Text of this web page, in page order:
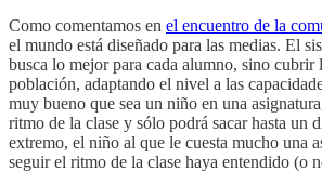
Como comentamos en el encuentro de la
el mundo está diseñado para las medias. El
busca lo mejor para cada alumno, sino cubrir
población, adaptando el nivel a las
muy bueno que sea un niño en una
ritmo de la clase y sólo podrá sacar hasta un
extremo, el niño al que le cuesta mucho una
seguir el ritmo de la clase haya entendido (o